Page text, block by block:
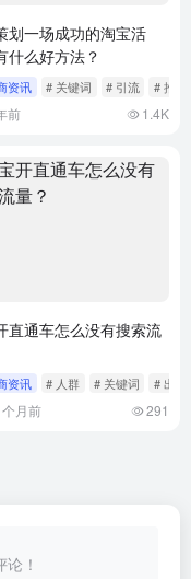
划一场成功的淘宝活
什么好方法？
资讯 # 关键词 # 引流 # 推广
前 1.4K
直通车怎么没有搜索流
资讯 # 人群 # 关键词 # 出价
月前 291
！